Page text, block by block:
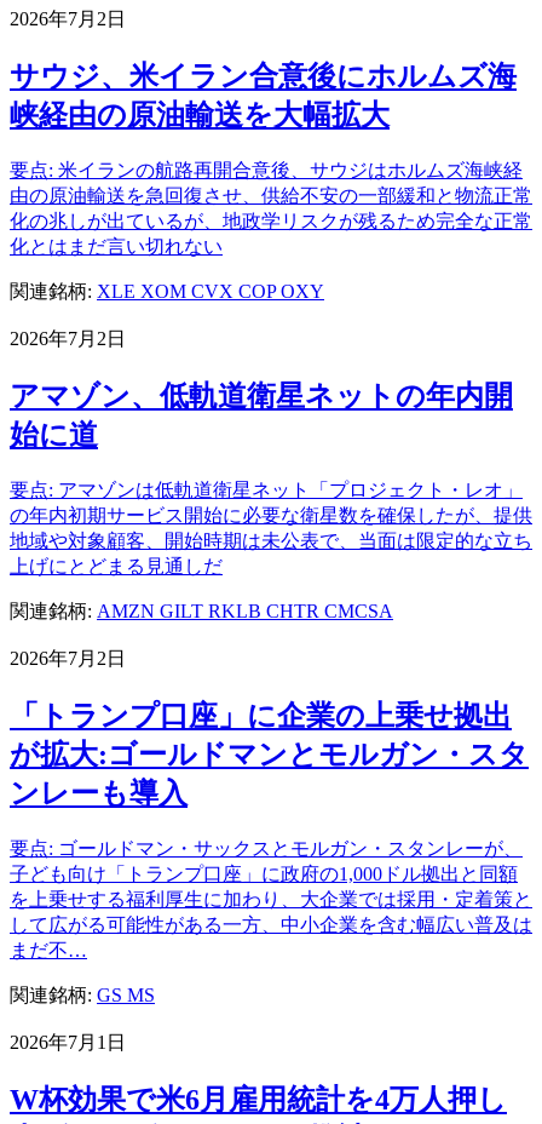
2026年7月2日
サウジ、米イラン合意後にホルムズ海
峡経由の原油輸送を大幅拡大
要点: 米イランの航路再開合意後、サウジはホルムズ海峡経
由の原油輸送を急回復させ、供給不安の一部緩和と物流正常
化の兆しが出ているが、地政学リスクが残るため完全な正常
化とはまだ言い切れない
関連銘柄: XLE XOM CVX COPOXY
2026年7月2日
アマゾン、低軌道衛星ネットの年内開
始に道
要点: アマゾンは低軌道衛星ネット「プロジェクト・レオ」
の年内初期サービス開始に必要な衛星数を確保したが、提供
地域や対象顧客、開始時期は未公表で、当面は限定的な立ち
上げにとどまる見通しだ
関連銘柄: AMZN GILT RKLB CHTR CMCSA
2026年7月2日
「トランプ口座」に企業の上乗せ拠出
が拡大:ゴールドマンとモルガン・スタ
ンレーも導入
要点: ゴールドマン・サックスとモルガン・スタンレーが、
子ども向け「トランプ口座」に政府の1,000ドル拠出と同額
を上乗せする福利厚生に加わり、大企業では採用・定着策と
して広がる可能性がある一方、中小企業を含む幅広い普及は
まだ不…
関連銘柄: GS MS
2026年7月1日
W杯効果で米6月雇用統計を4万人押し